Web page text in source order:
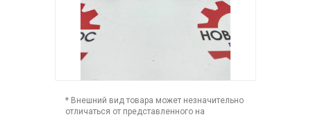
* Внешний вид товара может незначительно
отличаться от представленного на